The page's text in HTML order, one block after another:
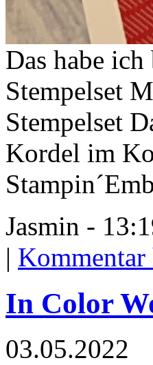
Das habe ich
Stempelset
Stempelset
Kordel im
Jasmin -
|
In Color
03.05.2022